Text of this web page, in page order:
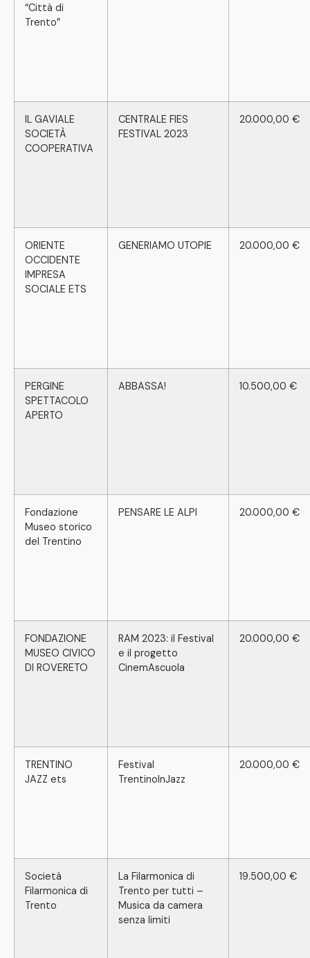
“Città di
Trento”
IL GAVIALE
SOCIETÀ
COOPERATIVA
CENTRALE FIES
FESTIVAL 2023
20.000,00 €
ORIENTE
OCCIDENTE
IMPRESA
SOCIALE ETS
GENERIAMO UTOPIE 20.000,00 €
PERGINE
SPETTACOLO
APERTO
ABBASSA! 10.500,00 €
Fondazione
Museo storico
del Trentino
PENSARE LE ALPI 20.000,00 €
FONDAZIONE
MUSEO CIVICO
DI ROVERETO
RAM 2023: il Festival
e il progetto
CinemAscuola
20.000,00 €
TRENTINO
JAZZ ets
Festival
TrentinoInJazz
20.000,00 €
Società
Filarmonica di
Trento
La Filarmonica di
Trento per tutti –
Musica da camera
senza limiti
19.500,00 €